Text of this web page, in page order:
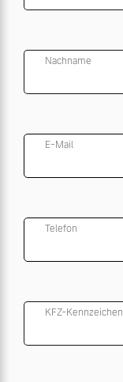
Nachname
E-Mail
Telefon
KFZ-Kennzeichen